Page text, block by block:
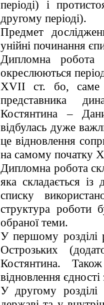
періоді) і
другому періоді).
Предмет
унійні починання
Дипломна робота
окреслюються
XVII ст. бо, саме
представника
Костянтина –
відбулась дуже
це відновлення
на самому початку
Дипломна робота
яка складається із
списку
структура роботи
обраної теми.
У першому розділі
Острозьких
Костянтина.
відновлення
У другому розділі